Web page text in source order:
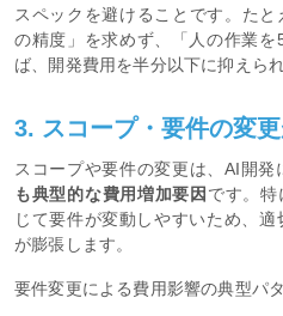
スペックを避けることです。た
の精度」を求めず、「人の作業
ば、開発費用を半分以下に抑えら
3. スコープ・要件の変
スコープや要件の変更は、AI開
も典型的な費用増加要因 です。
じて要件が変動しやすいため、
が膨張します。
要件変更による費用影響の典型パ